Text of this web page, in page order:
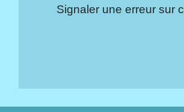
Signaler une erreur sur